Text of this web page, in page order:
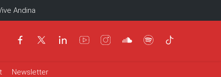
Andina
Newsletter